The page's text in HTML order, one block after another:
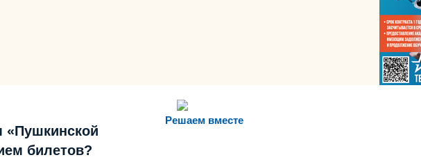
Решаем вместе
«Пушкинской
билетов?